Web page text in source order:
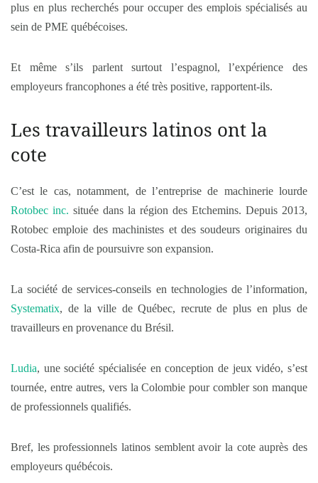
plus en plus recherchés pour occuper des emplois spécialisés au
sein de PME québécoises.
Et même s’ils parlent surtout l’espagnol, l’expérience des
employeurs francophones a été très positive, rapportent-ils.
Les travailleurs latinos ont la
cote
C’est le cas, notamment, de l’entreprise de machinerie lourde
Rotobec inc. située dans la région des Etchemins. Depuis 2013,
Rotobec emploie des machinistes et des soudeurs originaires du
Costa-Rica afin de poursuivre son expansion.
La société de services-conseils en technologies de l’information,
Systematix, de la ville de Québec, recrute de plus en plus de
travailleurs en provenance du Brésil.
Ludia, une société spécialisée en conception de jeux vidéo, s’est
tournée, entre autres, vers la Colombie pour combler son manque
de professionnels qualifiés.
Bref, les professionnels latinos semblent avoir la cote auprès des
employeurs québécois.